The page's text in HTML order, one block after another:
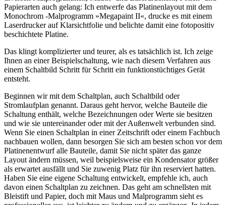
Papierarten auch gelang: Ich entwerfe das Platinenlayout mit dem
Monochrom -Malprogramm »Megapaint II«, drucke es mit einem
Laserdrucker auf Klarsichtfolie und belichte damit eine fotopositiv
beschichtete Platine.
Das klingt komplizierter und teurer, als es tatsächlich ist. Ich zeige
Ihnen an einer Beispielschaltung, wie nach diesem Verfahren aus
einem Schaltbild Schritt für Schritt ein funktionstüchtiges Gerät
entsteht.
Beginnen wir mit dem Schaltplan, auch Schaltbild oder
Stromlaufplan genannt. Daraus geht hervor, welche Bauteile die
Schaltung enthält, welche Bezeichnungen oder Werte sie besitzen
und wie sie untereinander oder mit der Außenwelt verbunden sind.
Wenn Sie einen Schaltplan in einer Zeitschrift oder einem Fachbuch
nachbauen wollen, dann besorgen Sie sich am besten schon vor dem
Platinenentwurf alle Bauteile, damit Sie nicht später das ganze
Layout ändern müssen, weil beispielsweise ein Kondensator größer
als erwartet ausfällt und Sie zuwenig Platz für ihn reserviert hatten.
Haben Sie eine eigene Schaltung entwickelt, empfehle ich, auch
davon einen Schaltplan zu zeichnen. Das geht am schnellsten mit
Bleistift und Papier, doch mit Maus und Malprogramm sieht es